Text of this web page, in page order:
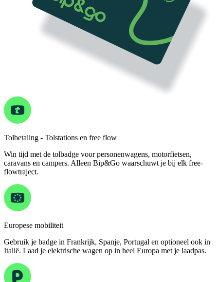
Tolbetaling - Tolstations en free flow
Win tijd met de tolbadge voor personenwagens, motorfietsen,
caravans en campers. Alleen Bip&Go waarschuwt je bij elk free-
flowtraject.
Europese mobiliteit
Gebruik je badge in Frankrijk, Spanje, Portugal en optioneel ook in
Italië. Laad je elektrische wagen op in heel Europa met je laadpas.